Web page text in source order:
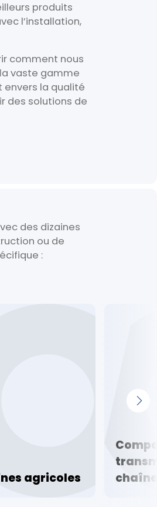
produits
l’installation,
comment nous
vaste gamme
la qualité
des solutions de
des dizaines
ou de
:
agricoles
chaîne